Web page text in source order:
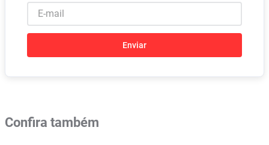
Enviar
Confira também